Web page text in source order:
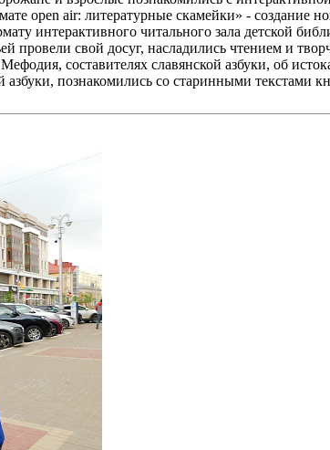
open air: литературные скамейки» - создание
интерактивного читального зала детской
провели свой досуг, насладились чтением и
составителях славянской азбуки, об
познакомились со старинными текстами